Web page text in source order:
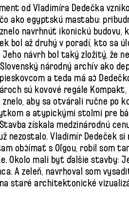
od Vladimíra Dedečka
ako egyptskú mastabu:
navrhnúť ikonickú
až druhý v poradí, kto sa
návrh bol taký zložitý, že
národný archív ako
a teda má aj
sú kovové regále
aby sa otvárali ručne
a atypickými stolmi pre
získala medzinárodnú
nezostalo. Vladimír Dedeček
objímať s Oľgou, robil som
Okolo mali byť ďalšie
A zeleň, navrhoval som
staré architektonické